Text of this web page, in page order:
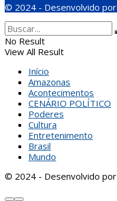
© 2024 - Desenvolvido por
No Result
View All Result
Início
Amazonas
Acontecimentos
CENÁRIO POLÍTICO
Poderes
Cultura
Entretenimento
Brasil
Mundo
© 2024 - Desenvolvido por